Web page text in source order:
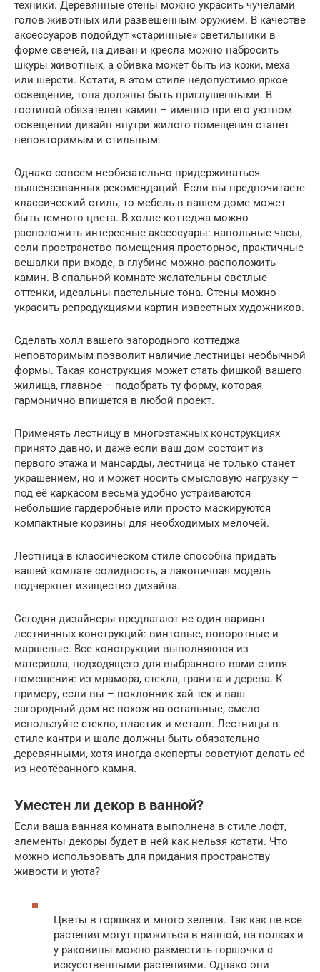
техники. Деревянные стены можно украсить чучелами
голов животных или развешенным оружием. В качестве
аксессуаров подойдут «старинные» светильники в
форме свечей, на диван и кресла можно набросить
шкуры животных, а обивка может быть из кожи, меха
или шерсти. Кстати, в этом стиле недопустимо яркое
освещение, тона должны быть приглушенными. В
гостиной обязателен камин – именно при его уютном
освещении дизайн внутри жилого помещения станет
неповторимым и стильным.
Однако совсем необязательно придерживаться
вышеназванных рекомендаций. Если вы предпочитаете
классический стиль, то мебель в вашем доме может
быть темного цвета. В холле коттеджа можно
расположить интересные аксессуары: напольные часы,
если пространство помещения просторное, практичные
вешалки при входе, в глубине можно расположить
камин. В спальной комнате желательны светлые
оттенки, идеальны пастельные тона. Стены можно
украсить репродукциями картин известных художников.
Сделать холл вашего загородного коттеджа
неповторимым позволит наличие лестницы необычной
формы. Такая конструкция может стать фишкой вашего
жилища, главное – подобрать ту форму, которая
гармонично впишется в любой проект.
Применять лестницу в многоэтажных конструкциях
принято давно, и даже если ваш дом состоит из
первого этажа и мансарды, лестница не только станет
украшением, но и может носить смысловую нагрузку –
под её каркасом весьма удобно устраиваются
небольшие гардеробные или просто маскируются
компактные корзины для необходимых мелочей.
Лестница в классическом стиле способна придать
вашей комнате солидность, а лаконичная модель
подчеркнет изящество дизайна.
Сегодня дизайнеры предлагают не один вариант
лестничных конструкций: винтовые, поворотные и
маршевые. Все конструкции выполняются из
материала, подходящего для выбранного вами стиля
помещения: из мрамора, стекла, гранита и дерева. К
примеру, если вы – поклонник хай-тек и ваш
загородный дом не похож на остальные, смело
используйте стекло, пластик и металл. Лестницы в
стиле кантри и шале должны быть обязательно
деревянными, хотя иногда эксперты советуют делать её
из неотёсанного камня.
Уместен ли декор в ванной?
Если ваша ванная комната выполнена в стиле лофт,
элементы декоры будет в ней как нельзя кстати. Что
можно использовать для придания пространству
живости и уюта?
Цветы в горшках и много зелени. Так как не все
растения могут прижиться в ванной, на полках и
у раковины можно разместить горшочки с
искусственными растениями. Однако они